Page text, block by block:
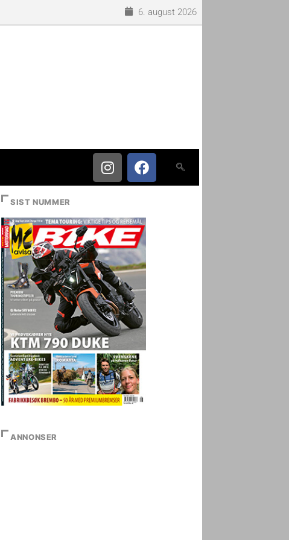
6. august 2026
SIST NUMMER
ANNONSER